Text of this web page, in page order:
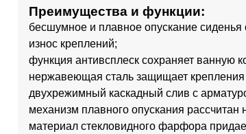
Преимущества и функции:
бесшумное и плавное опускание
износ креплений;
функция антивсплеск сохраняет ванную
нержавеющая сталь защищает крепления
двухрежимный каскадный слив с
механизм плавного опускания рассчитан
материал стекловидного фарфора